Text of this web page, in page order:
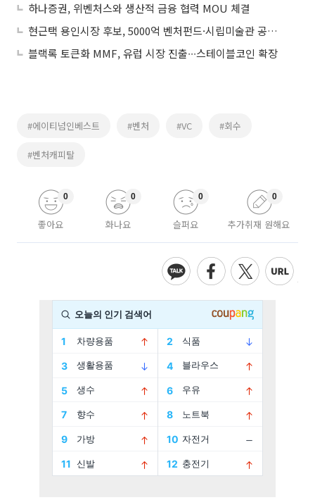
하나증권, 위벤처스와 생산적 금융 협력 MOU 체결
현근택 용인시장 후보, 5000억 벤처펀드·시립미술관 공약 이어 복지현장 행보
블랙록 토큰화 MMF, 유럽 시장 진출∙∙∙스테이블코인 확장
#에이티넘인베스트 #벤처 #VC #회수
#벤처캐피탈
좋아요
0
화나요
0
슬퍼요
0
추가취재 원해요
0